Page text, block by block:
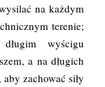
na każdym
terenie;
wyścigu
a na długich
zachować siły